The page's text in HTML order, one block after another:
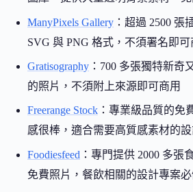
ManyPixels Gallery ：超過 2500 張
SVG 與 PNG 格式，不須署名即可
Gratisography ：700 多張獨特新奇
的照片，不須附上來源即可商用
Freerange Stock ：專業級品質的免
感很棒，適合需要高質感素材的
Foodiesfeed ：專門提供 2000 多張
免費照片，餐飲相關的設計專案